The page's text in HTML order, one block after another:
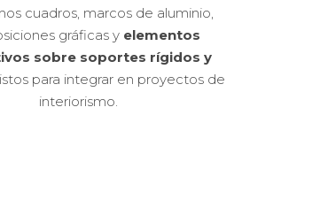
cuadros, marcos de aluminio,
gráficas y elementos
sobre soportes rígidos y
listos para integrar en proyectos de
interiorismo.